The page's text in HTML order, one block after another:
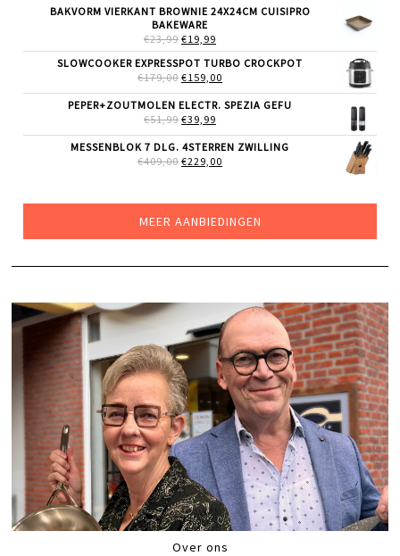
WAS:
€239,00.
IS:
BAKVORM VIERKANT BROWNIE 24X24CM CUISIPRO
BAKEWARE
€23,99 OORSPRONKELIJKE
PRIJS
WAS:
€23,99.
€19,99
PRIJS
IS:
€19,99.
SLOWCOOKER EXPRESSPOT TURBO CROCKPOT
€179,00 OORSPRONKELIJKE
WAS:
€179,00.
€159,00
IS:
PEPER+ZOUTMOLEN ELECTR. SPEZIA GEFU
€51,99 OORSPRONKELIJKE
WAS:
€51,99.
€39,99
IS:
€39,99.
MESSENBLOK 7 DLG. 4STERREN ZWILLING
€409,00 OORSPRONKELIJKE
€229,00
MEER AANBIEDINGEN
Over ons